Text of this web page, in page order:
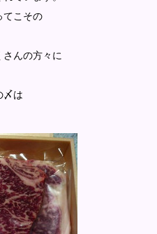
こその
んの方々に
〆は